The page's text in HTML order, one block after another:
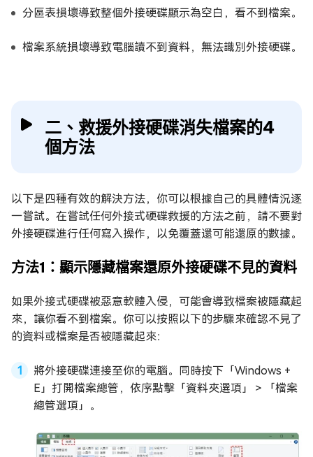
分區表損壞導致整個外接硬碟顯示為空白，看不到檔案。
檔案系統損壞導致電腦讀不到資料，無法識別外接硬碟。
二、救援外接硬碟消失檔案的4
個方法
以下是四種有效的解決方法，你可以根據自己的具體情況逐
一嘗試。在嘗試任何外接式硬碟救援的方法之前，請不要對
外接硬碟進行任何寫入操作，以免覆蓋還可能還原的數據。
方法1：顯示隱藏檔案還原外接硬碟不見的資料
如果外接式硬碟被惡意軟體入侵，可能會導致檔案被隱藏起
來，讓你看不到檔案。你可以按照以下的步驟來確認不見了
的資料或檔案是否被隱藏起來：
將外接硬碟連接至你的電腦。同時按下「Windows +
E」打開檔案總管，依序點擊「資料夾選項」＞「檔案
總管選項」。